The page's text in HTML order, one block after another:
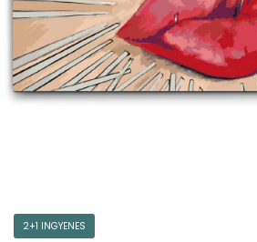
2+1 INGYENES